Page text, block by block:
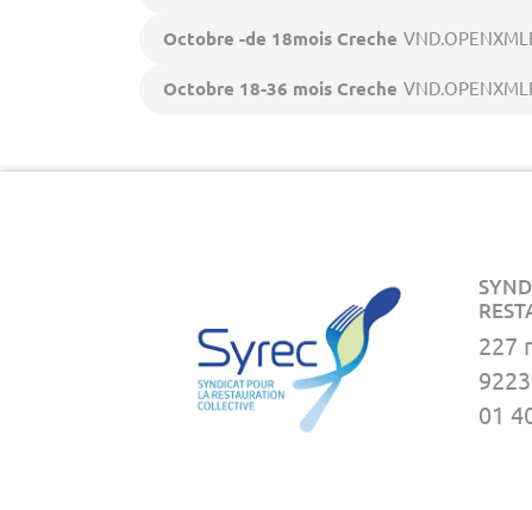
Octobre -de 18mois Creche
Octobre 18-36 mois Creche
227
01